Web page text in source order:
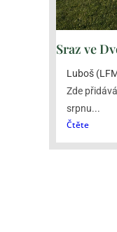
Sraz ve
Luboš
Zde
srpnu...
Čtěte